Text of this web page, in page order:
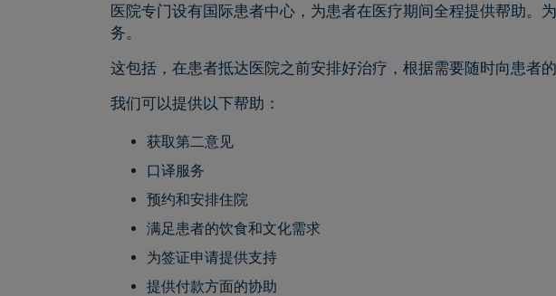
医院专门设有国际患者中心，为患者在医疗期间全程提供帮助。
务。
这包括，在患者抵达医院之前安排好治疗，根据需要随时向患者
我们可以提供以下帮助：
获取第二意见
口译服务
预约和安排住院
满足患者的饮食和文化需求
为签证申请提供支持
提供付款方面的协助